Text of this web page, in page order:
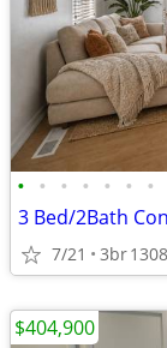
• • • • • • •
7/21 3br
$404,900